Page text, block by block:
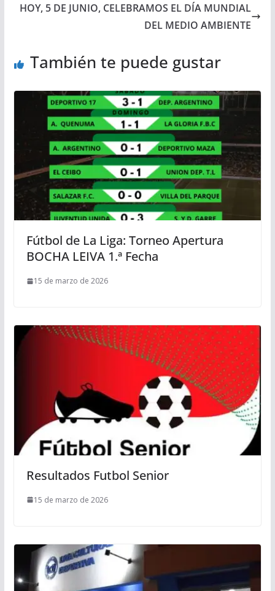
HOY, 5 DE JUNIO, CELEBRAMOS EL DÍA MUNDIAL
DEL MEDIO AMBIENTE
También te puede gustar
Fútbol de La Liga: Torneo Apertura
BOCHA LEIVA 1.ª Fecha
15 de marzo de 2026
Resultados Futbol Senior
15 de marzo de 2026